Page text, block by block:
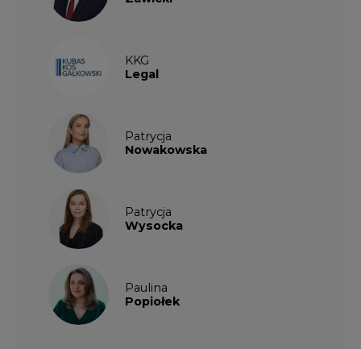
KKG
Legal
Patrycja
Nowakowska
Patrycja
Wysocka
Paulina
Popiołek